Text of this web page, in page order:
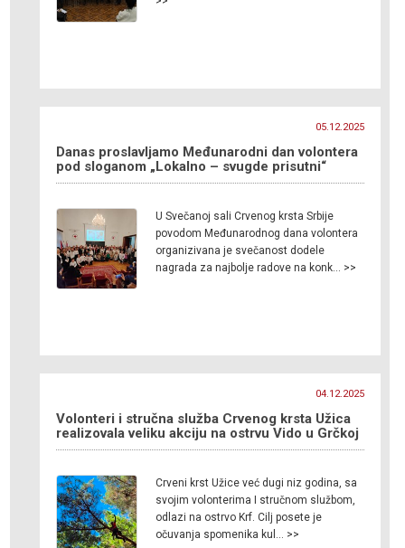
05.12.2025
Danas proslavljamo Međunarodni dan volontera
pod sloganom „Lokalno – svugde prisutni“
U Svečanoj sali Crvenog krsta Srbije
povodom Međunarodnog dana volontera
organizivana je svečanost dodele
nagrada za najbolje radove na konk… >>
04.12.2025
Volonteri i stručna služba Crvenog krsta Užica
realizovala veliku akciju na ostrvu Vido u Grčkoj
Crveni krst Užice već dugi niz godina, sa
svojim volonterima I stručnom službom,
odlazi na ostrvo Krf. Cilj posete je
očuvanja spomenika kul… >>